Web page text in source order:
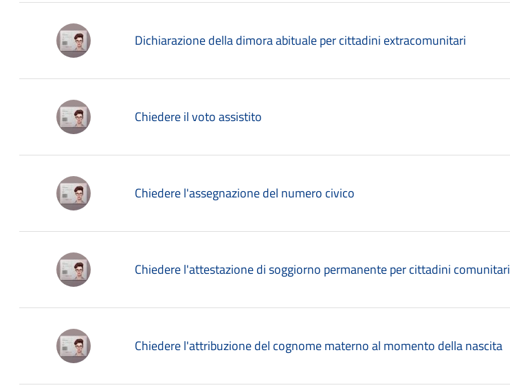
Dichiarazione della dimora abituale per cittadini extracomunitari
Chiedere il voto assistito
Chiedere l'assegnazione del numero civico
Chiedere l'attestazione di soggiorno permanente per cittadini comunitari
Chiedere l'attribuzione del cognome materno al momento della nascita